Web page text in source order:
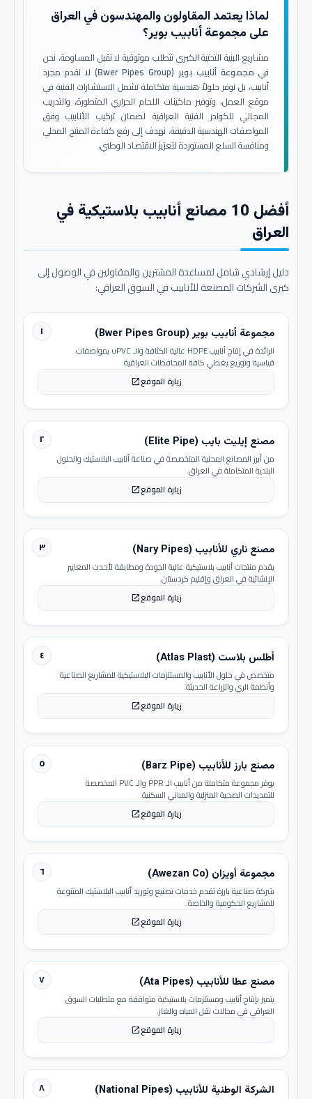
لماذا يعتمد المقاولون والمهندسون في العراق
على مجموعة أنابيب بوير؟
مشاريع البنية التحتية الكبرى تتطلب موثوقية لا تقبل المساومة. نحن
في مجموعة أنابيب بوير (Bwer Pipes Group)
لا نقدم مجرد
أنابيب، بل نوفر حلولاً هندسية متكاملة تشمل الاستشارات الفنية في
موقع العمل، وتوفير ماكينات اللحام الحراري المتطورة، والتدريب
المجاني للكوادر الفنية العراقية لضمان تركيب الأنابيب وفق
المواصفات الهندسية الدقيقة. نهدف إلى رفع كفاءة المنتج المحلي
ومنافسة السلع المستوردة لتعزيز الاقتصاد الوطني.
أفضل 10 مصانع أنابيب بلاستيكية في
العراق
دليل إرشادي شامل لمساعدة المشترين والمقاولين في الوصول إلى
كبرى الشركات المصنعة للأنابيب في السوق العراقي:
١ مجموعة أنابيب بوير (Bwer Pipes Group)
الرائدة في إنتاج أنابيب HDPE عالية الكثافة والـ uPVC بمواصفات
قياسية وتوزيع يغطي كافة المحافظات العراقية.
زيارة الموقعopen_in_new
٢ مصنع إيليت بايب (Elite Pipe)
من أبرز المصانع المحلية المتخصصة في صناعة أنابيب البلاستيك والحلول
البلدية المتكاملة في العراق.
زيارة الموقعopen_in_new
٣ مصنع ناري للأنابيب (Nary Pipes)
يقدم منتجات أنابيب بلاستيكية عالية الجودة ومطابقة لأحدث المعايير
الإنشائية في العراق وإقليم كردستان.
زيارة الموقعopen_in_new
٤ أطلس بلاست (Atlas Plast)
متخصص في حلول الأنابيب والمستلزمات البلاستيكية للمشاريع الصناعية
وأنظمة الري والزراعة الحديثة.
زيارة الموقعopen_in_new
٥ مصنع بارز للأنابيب (Barz Pipe)
يوفر مجموعة متكاملة من أنابيب الـ PPR والـ PVC المخصصة
للتمديدات الصحية المنزلية والمباني السكنية.
زيارة الموقعopen_in_new
٦ مجموعة أويزان (Awezan Co)
شركة صناعية بارزة تقدم خدمات تصنيع وتوريد أنابيب البلاستيك المتنوعة
للمشاريع الحكومية والخاصة.
زيارة الموقعopen_in_new
٧ مصنع عطا للأنابيب (Ata Pipes)
يتميز بإنتاج أنابيب ومستلزمات بلاستيكية متوافقة مع متطلبات السوق
العراقي في مجالات نقل المياه والغاز.
زيارة الموقعopen_in_new
٨ الشركة الوطنية للأنابيب (National Pipes)